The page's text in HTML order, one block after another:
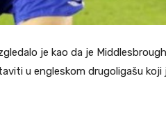
je kao da je
u engleskom drugoligašu